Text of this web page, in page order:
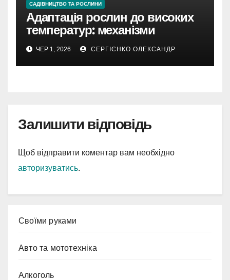
САДІВНИЦТВО ТА РОСЛИНИ
Адаптація рослин до високих
температур: механізми
виживання в умовах спеки
ЧЕР 1, 2026 СЕРГІЄНКО ОЛЕКСАНДР
Залишити відповідь
Щоб відправити коментар вам необхідно
авторизуватись.
Cвоїми руками
Авто та мототехніка
Алкоголь